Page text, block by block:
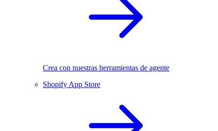
Crea con nuestras herramientas de agente
Shopify App Store